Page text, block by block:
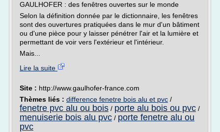
GAULHOFER : des fenêtres ouvertes sur le monde
Selon la définition donnée par le dictionnaire, les fenêtres
sont des ouvertures pratiquées dans le mur d'un bâtiment
ou d'une pièce pour y laisser pénétrer l'air et la lumière et
permettant de voir vers l'extérieur et l'intérieur.
Mais...
Lire la suite
Site : http://www.gaulhofer-france.com
Thèmes liés : difference fenetre bois alu et pvc /
fenetre pvc alu ou bois / porte alu bois ou pvc /
menuiserie bois alu pvc / porte fenetre alu ou
pvc